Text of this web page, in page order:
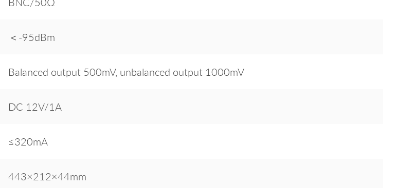
＜-95dBm
Balanced output 500mV, unbalanced output 1000mV
DC 12V/1A
≤320mA
443×212×44mm